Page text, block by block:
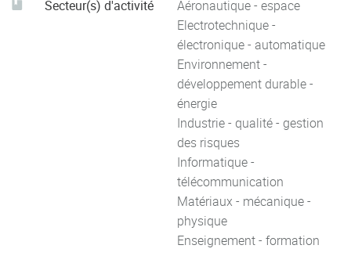
Secteur(s) d'activité
Aéronautique - espace
Electrotechnique -
électronique - automatique
Environnement -
développement durable -
énergie
Industrie - qualité - gestion
des risques
Informatique -
télécommunication
Matériaux - mécanique -
physique
Enseignement - formation